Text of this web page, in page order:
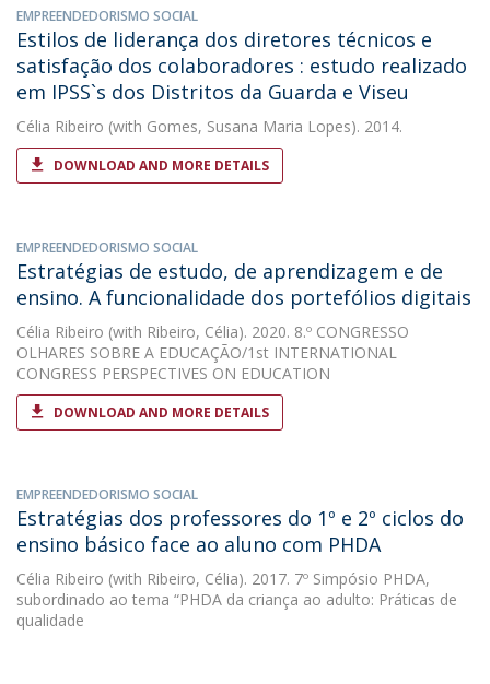
EMPREENDEDORISMO SOCIAL
Estilos de liderança dos diretores técnicos e
satisfação dos colaboradores : estudo realizado
em IPSS`s dos Distritos da Guarda e Viseu
Célia Ribeiro (with Gomes, Susana Maria Lopes). 2014.
DOWNLOAD AND MORE DETAILS
EMPREENDEDORISMO SOCIAL
Estratégias de estudo, de aprendizagem e de
ensino. A funcionalidade dos portefólios digitais
Célia Ribeiro (with Ribeiro, Célia). 2020. 8.º CONGRESSO
OLHARES SOBRE A EDUCAÇÃO/1st INTERNATIONAL
CONGRESS PERSPECTIVES ON EDUCATION
DOWNLOAD AND MORE DETAILS
EMPREENDEDORISMO SOCIAL
Estratégias dos professores do 1º e 2º ciclos do
ensino básico face ao aluno com PHDA
Célia Ribeiro (with Ribeiro, Célia). 2017. 7º Simpósio PHDA,
subordinado ao tema “PHDA da criança ao adulto: Práticas de
qualidade